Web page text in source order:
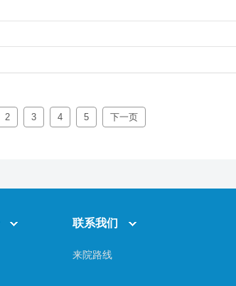
2 3 4 5 下一页
联系我们
来院路线